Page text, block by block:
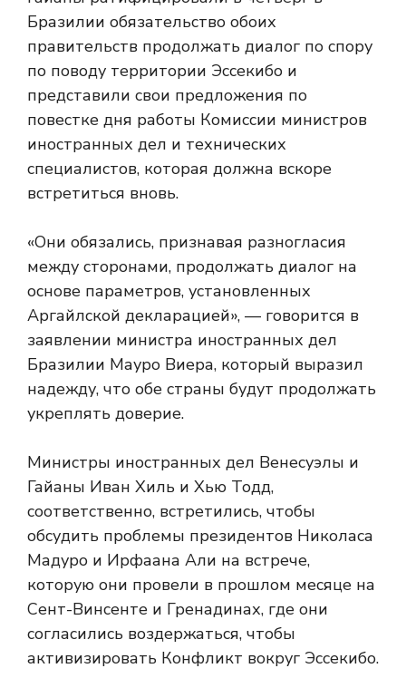
Бразилии обязательство обоих
правительств продолжать диалог по спору
по поводу территории Эссекибо и
представили свои предложения по
повестке дня работы Комиссии министров
иностранных дел и технических
специалистов, которая должна вскоре
встретиться вновь.
«Они обязались, признавая разногласия
между сторонами, продолжать диалог на
основе параметров, установленных
Аргайлской декларацией», — говорится в
заявлении министра иностранных дел
Бразилии Мауро Виера, который выразил
надежду, что обе страны будут продолжать
укреплять доверие.
Министры иностранных дел Венесуэлы и
Гайаны Иван Хиль и Хью Тодд,
соответственно, встретились, чтобы
обсудить проблемы президентов Николаса
Мадуро и Ирфаана Али на встрече,
которую они провели в прошлом месяце на
Сент-Винсенте и Гренадинах, где они
согласились воздержаться, чтобы
активизировать Конфликт вокруг Эссекибо.